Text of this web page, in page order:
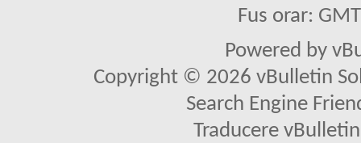
Fus orar:
Powered by
Copyright © 2026 vBulletin
Search Engine
Traducere